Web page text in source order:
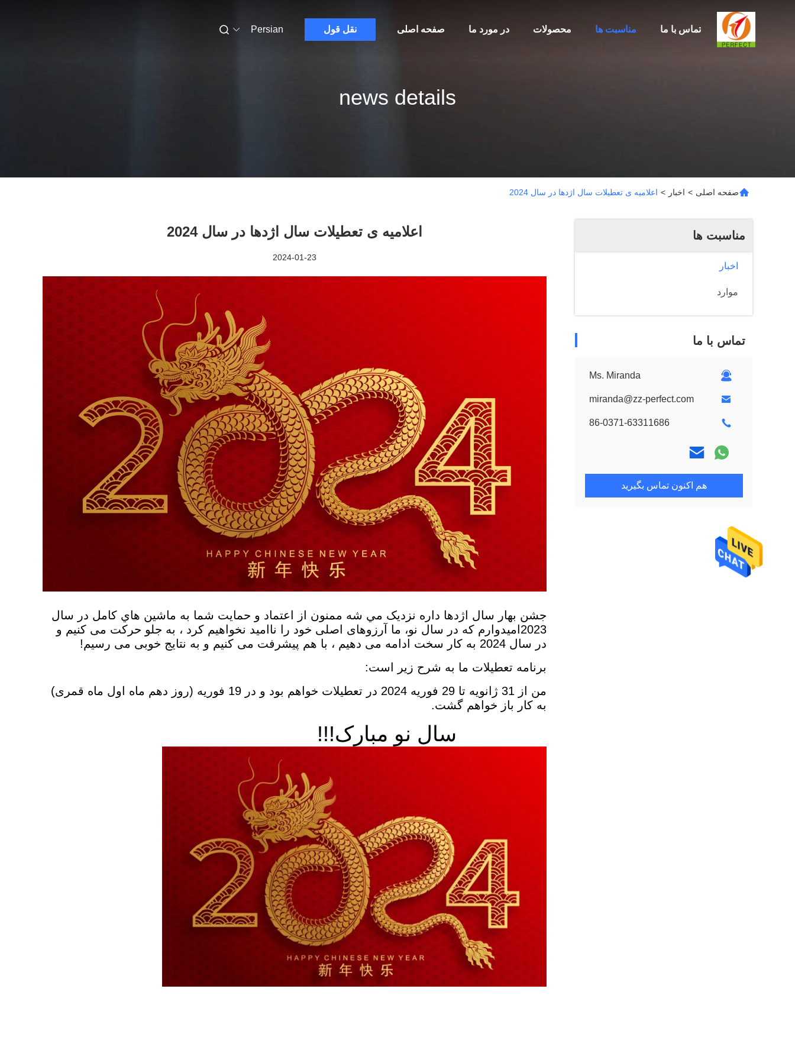
صفحه اصلی در مورد ما محصولات مناسبت ها تماس با ما نقل قول Persian
news details
صفحه اصلی > اخبار > اعلامیه ی تعطیلات سال اژدها در سال 2024
مناسبت ها
اخبار
موارد
تماس با ما
Ms. Miranda
miranda@zz-perfect.com
86-0371-63311686
هم اکنون تماس بگیرید
اعلامیه ی تعطیلات سال اژدها در سال 2024
2024-01-23
جشن بهار سال اژدها داره نزديک مي شه ممنون از اعتماد و حمايت شما به ماشين هاي کامل در سال
2023اميدوارم که در سال نو، ما آرزوهای اصلی خود را ناامید نخواهیم کرد ، به جلو حرکت می کنیم و
در سال 2024 به کار سخت ادامه می دهیم ، با هم پیشرفت می کنیم و به نتایج خوبی می رسیم!
برنامه تعطيلات ما به شرح زير است:
من از 31 ژانویه تا 29 فوریه 2024 در تعطیلات خواهم بود و در 19 فوریه (روز دهم ماه اول ماه قمری)
به کار باز خواهم گشت.
سال نو مبارک!!!